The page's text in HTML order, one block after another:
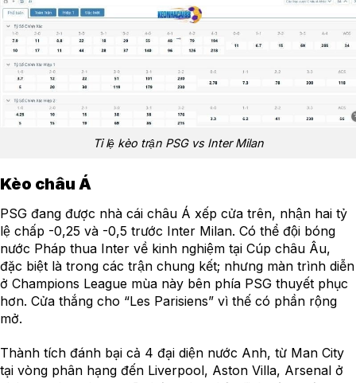
Tỉ lệ kèo trận PSG vs Inter Milan
Kèo châu Á
PSG đang được nhà cái châu Á xếp cửa trên, nhận hai tỷ
lệ chấp -0,25 và -0,5 trước Inter Milan. Có thể đội bóng
nước Pháp thua Inter về kinh nghiệm tại Cúp châu Âu,
đặc biệt là trong các trận chung kết; nhưng màn trình diễn
ở Champions League mùa này bên phía PSG thuyết phục
hơn. Cửa thắng cho “Les Parisiens” vì thế có phần rộng
mở.
Thành tích đánh bại cả 4 đại diện nước Anh, từ Man City
tại vòng phân hạng đến Liverpool, Aston Villa, Arsenal ở